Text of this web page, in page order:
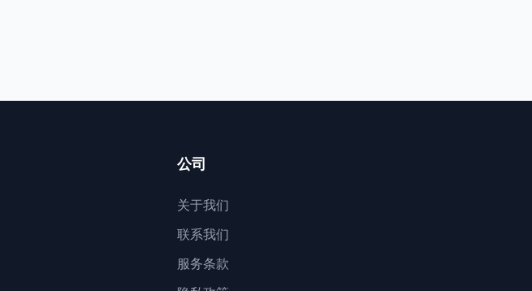
公司
关于我们
联系我们
服务条款